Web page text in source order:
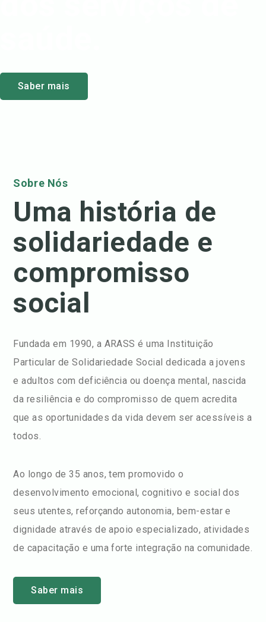
Saber mais
Sobre Nós
Uma história de
solidariedade e
compromisso
social
Fundada em 1990, a ARASS é uma Instituição
Particular de Solidariedade Social dedicada a jovens
e adultos com deficiência ou doença mental, nascida
da resiliência e do compromisso de quem acredita
que as oportunidades da vida devem ser acessíveis a
todos.
Ao longo de 35 anos, tem promovido o
desenvolvimento emocional, cognitivo e social dos
seus utentes, reforçando autonomia, bem-estar e
dignidade através de apoio especializado, atividades
de capacitação e uma forte integração na comunidade.
Saber mais